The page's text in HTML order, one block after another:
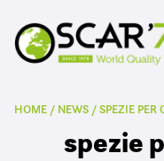
HOME / NEWS /SPEZIE PER
spezie